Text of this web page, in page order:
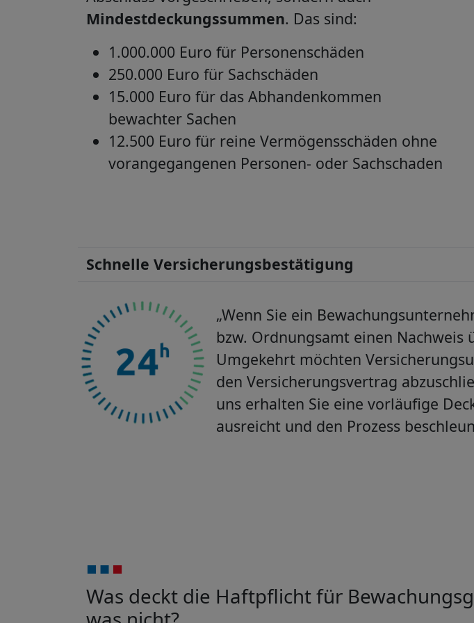
Mindestdeckungssummen. Das sind:
1.000.000 Euro für Personenschäden
250.000 Euro für Sachschäden
15.000 Euro für das Abhandenkommen
bewachter Sachen
12.500 Euro für reine Vermögensschäden ohne
vorangegangenen Personen- oder Sachschaden
Schnelle Versicherungsbestätigung
„Wenn Sie ein
bzw. Ordnungsamt einen Nachweis
Umgekehrt möchten
den Versicherungsvertrag
uns erhalten Sie eine vorläufige
ausreicht und den Prozess
Was deckt die Haftpflicht für